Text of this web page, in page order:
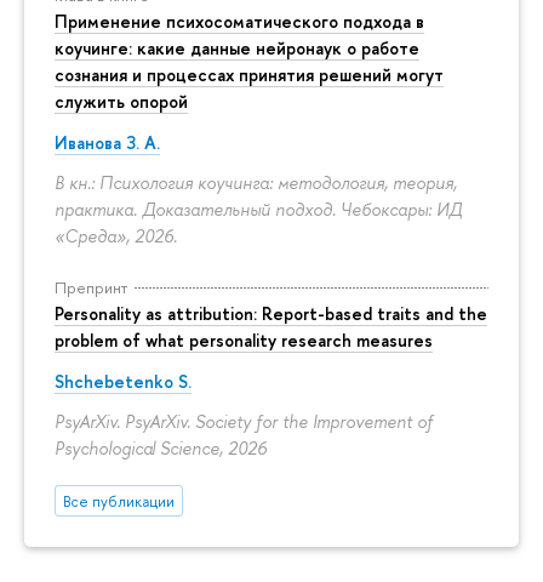
Применение психосоматического подхода в
коучинге: какие данные нейронаук о работе
сознания и процессах принятия решений могут
служить опорой
Иванова З. А.
В кн.: Психология коучинга: методология, теория,
практика. Доказательный подход. Чебоксары: ИД
«Среда», 2026.
Препринт
Personality as attribution: Report-based traits and the
problem of what personality research measures
Shchebetenko S.
PsyArXiv. PsyArXiv. Society for the Improvement of
Psychological Science, 2026
Все публикации